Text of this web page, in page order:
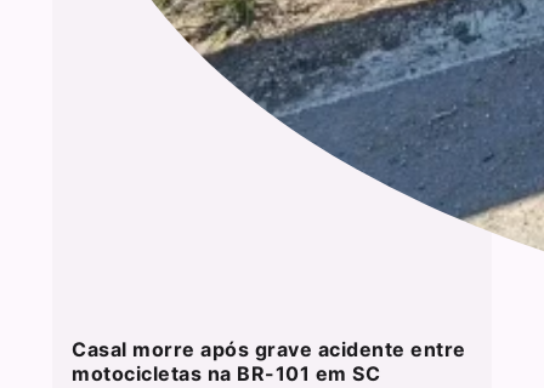
Casal morre após grave acidente entre
motocicletas na BR-101 em SC